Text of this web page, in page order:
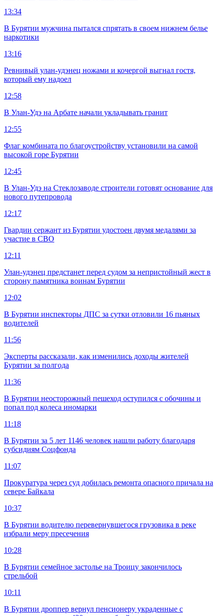
13:34
В Бурятии мужчина пытался спрятать в своем нижнем белье
наркотики
13:16
Ревнивый улан-удэнец ножами и кочергой выгнал гостя,
который ему надоел
12:58
В Улан-Удэ на Арбате начали укладывать гранит
12:55
Флаг комбината по благоустройству установили на самой
высокой горе Бурятии
12:45
В Улан-Удэ на Стеклозаводе строители готовят основание для
нового путепровода
12:17
Гвардии сержант из Бурятии удостоен двумя медалями за
участие в СВО
12:11
Улан-удэнец предстанет перед судом за непристойный жест в
сторону памятника воинам Бурятии
12:02
В Бурятии инспекторы ДПС за сутки отловили 16 пьяных
водителей
11:56
Эксперты рассказали, как изменились доходы жителей
Бурятии за полгода
11:36
В Бурятии неосторожный пешеход оступился с обочины и
попал под колеса иномарки
11:18
В Бурятии за 5 лет 1146 человек нашли работу благодаря
субсидиям Соцфонда
11:07
Прокуратура через суд добилась ремонта опасного причала на
севере Байкала
10:37
В Бурятии водителю перевернувшегося грузовика в реке
избрали меру пресечения
10:28
В Бурятии семейное застолье на Троицу закончилось
стрельбой
10:11
В Бурятии дроппер вернул пенсионеру украденные с